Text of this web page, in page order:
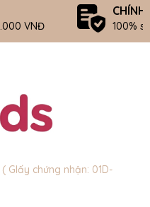
VNĐ
CHÍNH
100%
GIấy chứng nhận: 01D-